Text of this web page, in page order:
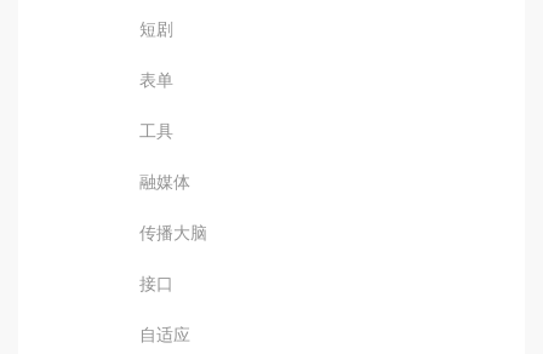
短剧
表单
工具
融媒体
传播大脑
接口
自适应